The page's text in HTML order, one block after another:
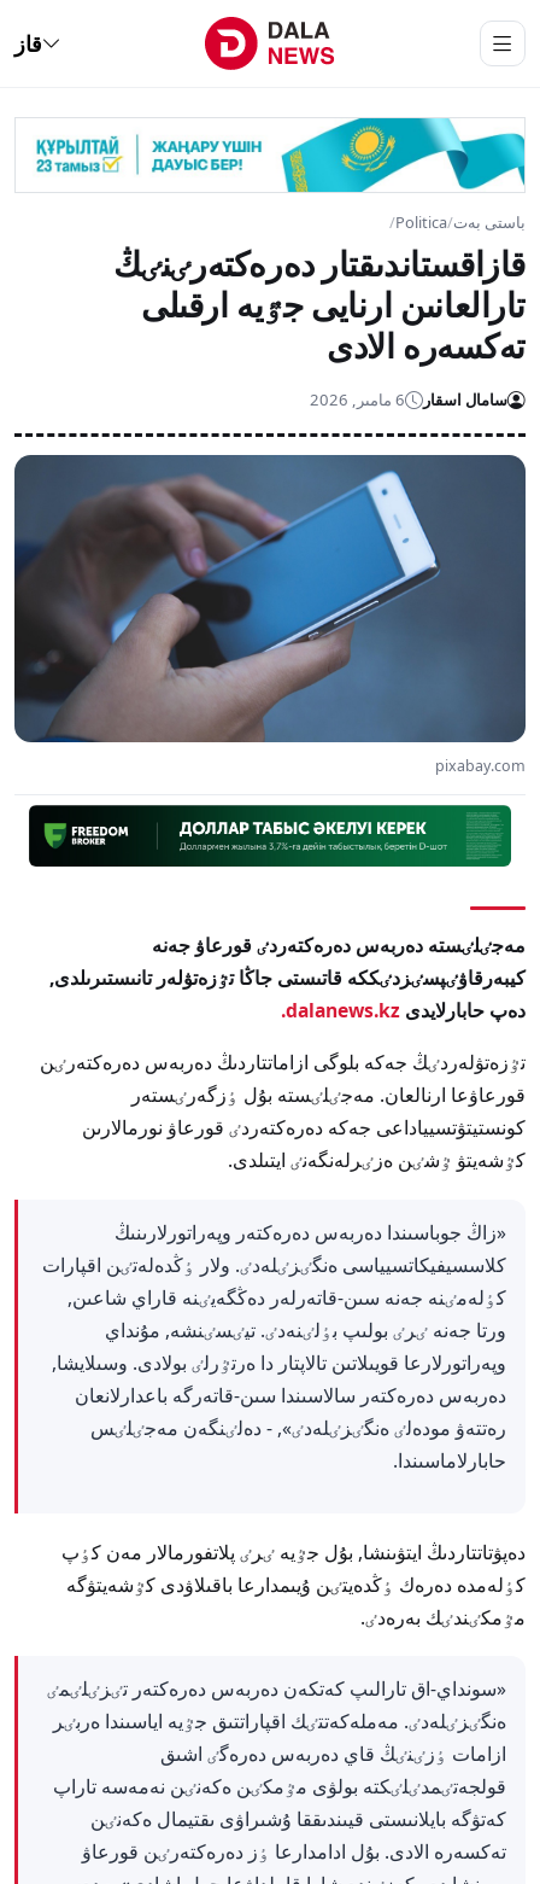
قاز
باستى بەت/
Politica
/
قازاقستاندىقتار دەرەكتەرٸنٸڭ
تارالعانىن ارنايى جٷيە ارقىلى
تەكسەرە الادى
سامال اسقار 6 مامىر, 2026
pixabay.com
مەجٸلٸستە دەربەس دەرەكتەردٸ قورعاۋ جەنە
كيبەرقاۋٸپسٸزدٸككە قاتىستى جاڭا تٷزەتۋلەر تانىستىرىلدى,
دەپ حابارلايدى dalanews.kz.
تٷزەتۋلەردٸڭ جەكە بلوگى ازاماتتاردىڭ دەربەس دەرەكتەرٸن
قورعاۋعا ارنالعان. مەجٸلٸستە بۇل ٶزگەرٸستەر
كونستيتۋتسيياداعى جەكە دەرەكتەردٸ قورعاۋ نورمالارىن
كٷشەيتۋ ٷشٸن ەزٸرلەنگەنٸ ايتىلدى.
«زاڭ جوباسىندا دەربەس دەرەكتەر وپەراتورلارىنىڭ
كلاسسيفيكاتسيياسى ەنگٸزٸلەدٸ. ولار ٶڭدەلەتٸن اقپارات
كٶلەمٸنە جەنە سىن-قاتەرلەر دەڭگەيٸنە قاراي شاعىن,
ورتا جەنە ٸرٸ بولىپ بٶلٸنەدٸ. تيٸسٸنشە, مۇنداي
وپەراتورلارعا قويىلاتىن تالاپتار دا ەرتٷرلٸ بولادى. وسىلايشا,
دەربەس دەرەكتەر سالاسىندا سىن-قاتەرگە باعدارلانعان
رەتتەۋ مودەلٸ ەنگٸزٸلەدٸ», - دەلٸنگەن مەجٸلٸس
حابارلاماسىندا.
دەپۋتاتتاردىڭ ايتۋىنشا, بۇل جٷيە ٸرٸ پلاتفورمالار مەن كٶپ
كٶلەمدە دەرەك ٶڭدەيتٸن ۇيىمدارعا باقىلاۋدى كٷشەيتۋگە
مٷمكٸندٸك بەرەدٸ.
«سونداي-اق تارالىپ كەتكەن دەربەس دەرەكتەر تٸزٸلٸمٸ
ەنگٸزٸلەدٸ. مەملەكەتتٸك اقپاراتتىق جٷيە اياسىندا ەربٸر
ازامات ٶزٸنٸڭ قاي دەربەس دەرەگٸ اشىق
قولجەتٸمدٸلٸكتە بولۋى مٷمكٸن ەكەنٸن نەمەسە تاراپ
كەتۋگە بايلانىستى قيىندىققا ۇشىراۋى ىقتيمال ەكەنٸن
تەكسەرە الادى. بۇل ادامدارعا ٶز دەرەكتەرٸن قورعاۋ